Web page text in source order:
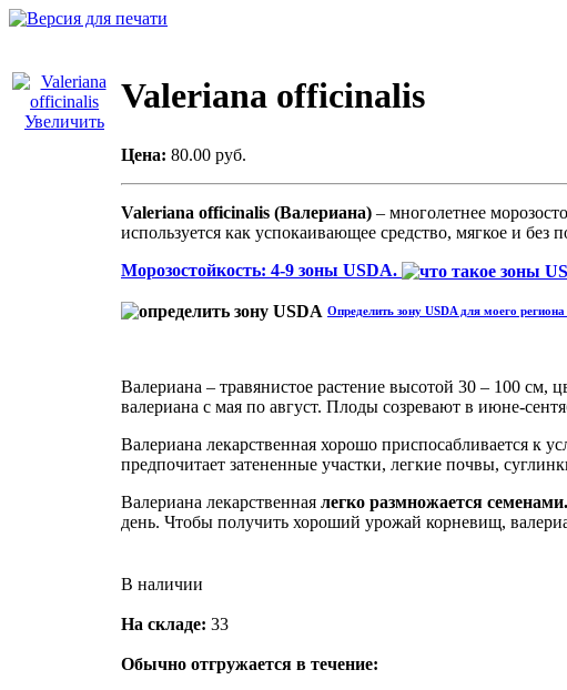
Увеличить
Valeriana officinalis
Цена: 80.00 руб.
Valeriana officinalis (Валериана) – многолетнее
используется как успокаивающее средство, мягкое и
Морозостойкость: 4-9 зоны USDA.
Определить зону USDA для моего
Валериана – травянистое растение высотой 30 – 100 см,
валериана с мая по август. Плоды созревают в июне-
Валериана лекарственная хорошо приспосабливается к
предпочитает затененные участки, легкие почвы,
Валериана лекарственная легко размножается семенами.
день. Чтобы получить хороший урожай корневищ,
В наличии
На складе: 33
Обычно отгружается в течение: